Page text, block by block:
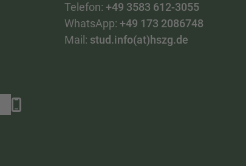
Telefon: +49 3583 612-3055
WhatsApp: +49 173 2086748
Mail: stud.info(at)hszg.de